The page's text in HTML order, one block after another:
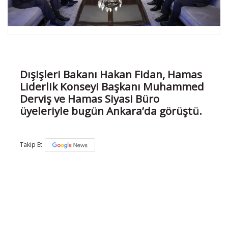
Dışişleri Bakanı Hakan Fidan, Hamas
Liderlik Konseyi Başkanı Muhammed
Derviş ve Hamas Siyasi Büro
üyeleriyle bugün Ankara’da görüştü.
Takip Et